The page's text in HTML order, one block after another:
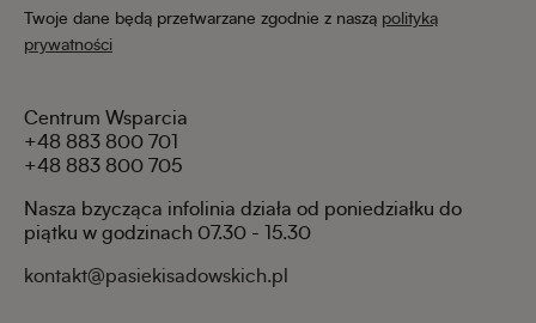
Twoje dane będą przetwarzane zgodnie z naszą polityką
prywatności
Centrum Wsparcia
+48 883 800 701
+48 883 800 705
Nasza bzycząca infolinia działa od poniedziałku do
piątku w godzinach 07.30 - 15.30
kontakt@pasiekisadowskich.pl